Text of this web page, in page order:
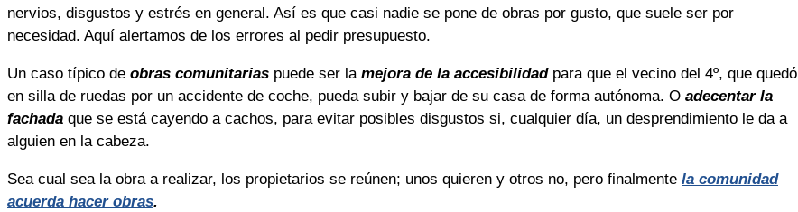
nervios, disgustos y estrés en general. Así es que casi nadie se pone de obras por gusto, que suele ser por
necesidad. Aquí alertamos de los errores al pedir presupuesto.
Un caso típico de obras comunitarias puede ser la mejora de la accesibilidadpara que el vecino del 4º, que quedó
en silla de ruedas por un accidente de coche, pueda subir y bajar de su casa de forma autónoma. O adecentar la
fachada que se está cayendo a cachos, para evitar posibles disgustos si, cualquier día, un desprendimiento le da a
alguien en la cabeza.
Sea cual sea la obra a realizar, los propietarios se reúnen; unos quieren y otros no, pero finalmente la comunidad
acuerda hacer obras.